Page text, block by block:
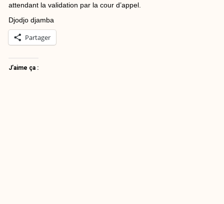
attendant la validation par la cour d’appel.
Djodjo djamba
Partager
J’aime ça :